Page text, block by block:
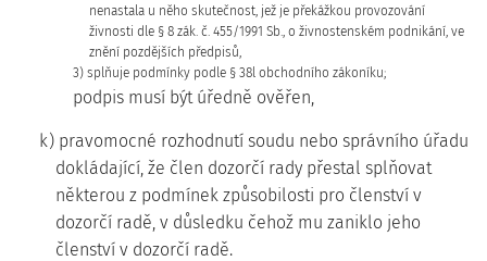
nenastala u něho skutečnost, jež je překážkou provozování
živnosti dle § 8 zák. č. 455/1991 Sb., o živnostenském podnikání, ve
znění pozdějších předpisů,
3) splňuje podmínky podle § 38l obchodního zákoníku;
podpis musí být úředně ověřen,
k) pravomocné rozhodnutí soudu nebo správního úřadu
dokládající, že člen dozorčí rady přestal splňovat
některou z podmínek způsobilosti pro členství v
dozorčí radě, v důsledku čehož mu zaniklo jeho
členství v dozorčí radě.